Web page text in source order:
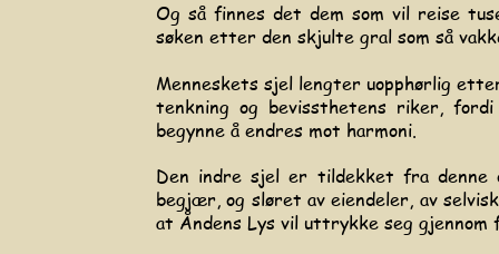
Og så finnes det dem som vil reise
søken etter den skjulte gral som så
Menneskets sjel lengter uopphørlig
tenkning og bevissthetens riker,
begynne å endres mot harmoni.
Den indre sjel er tildekket fra denne
begjær, og sløret av eiendeler, av
at Åndens Lys vil uttrykke seg gjennom